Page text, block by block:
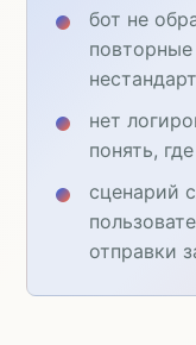
бот не
нет
понять,
сценарий
отправки